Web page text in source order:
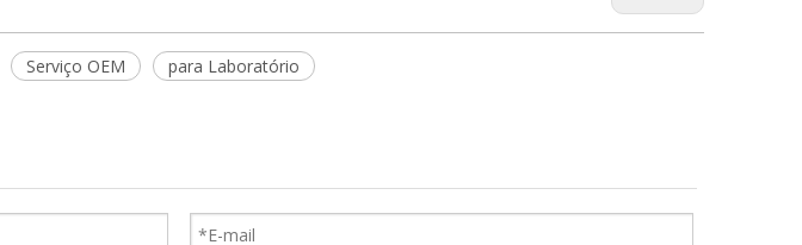
Serviço OEM para Laboratório